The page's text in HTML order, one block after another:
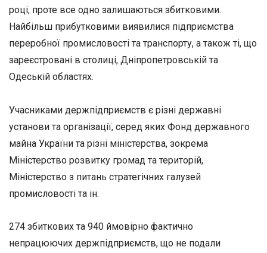
році, проте все одно залишаються збитковими.
Найбільш прибутковими виявилися підприємства
переробної промисловості та транспорту, а також ті, що
зареєстровані в столиці, Дніпропетровській та
Одеській областях.
Учасниками держпідприємств є різні державні
установи та організації, серед яких Фонд державного
майна України та різні міністерства, зокрема
Міністерство розвитку громад та територій,
Міністерство з питань стратегічних галузей
промисловості та ін.
274 збиткових та 940 ймовірно фактично
непрацюючих держпідприємств, що не подали